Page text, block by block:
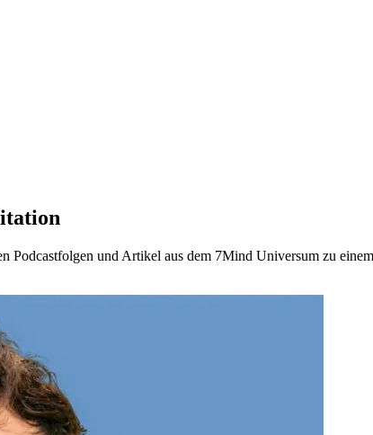
Podcastfolgen und Artikel aus dem 7Mind Universum zu